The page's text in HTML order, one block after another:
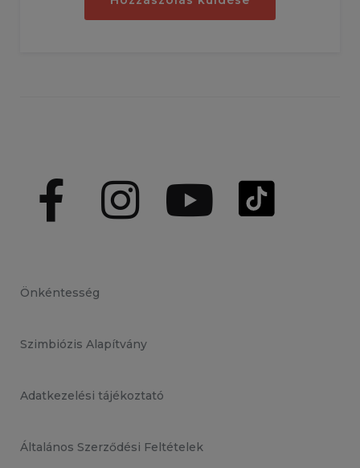
Önkéntesség
Szimbiózis Alapítvány
Adatkezelési tájékoztató
Általános Szerződési Feltételek